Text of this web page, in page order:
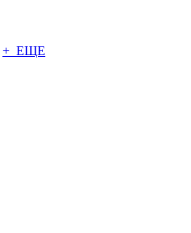
+ ЕЩЕ